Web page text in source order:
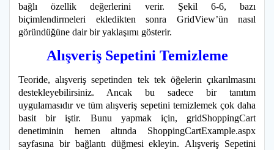
bağlı özellik değerlerini verir. Şekil 6-6, bazı
biçimlendirmeleri ekledikten sonra GridView’ün nasıl
göründüğüne dair bir yaklaşımı gösterir.
Alışveriş Sepetini Temizleme
Teoride, alışveriş sepetinden tek tek öğelerin çıkarılmasını
destekleyebilirsiniz. Ancak bu sadece bir tanıtım
uygulamasıdır ve tüm alışveriş sepetini temizlemek çok daha
basit bir iştir. Bunu yapmak için, gridShoppingCart
denetiminin hemen altında ShoppingCartExample.aspx
sayfasına bir bağlantı düğmesi ekleyin. Alışveriş Sepetini